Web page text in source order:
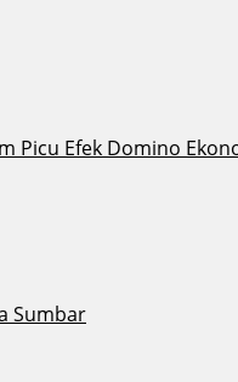
Picu Efek Domino
Sumbar